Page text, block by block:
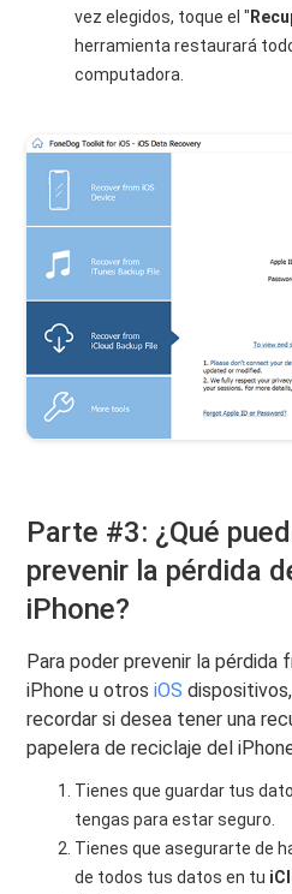
vez elegidos, toque el "
herramienta restaurará
computadora.
Parte #3: ¿Qué
prevenir la pérdida
iPhone?
Para poder prevenir la
iPhone u otrosiOS
recordar si desea tener una
papelera de reciclaje del
Tienes que guardar tus
tengas para estar seguro.
Tienes que asegurarte de
de todos tus datos en tu